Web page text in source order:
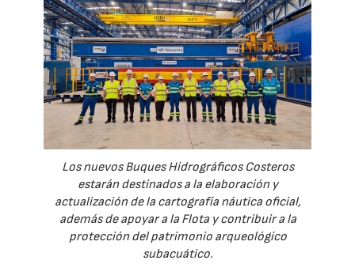
Los nuevos Buques Hidrográficos Costeros
estarán destinados a la elaboración y
actualización de la cartografía náutica oficial,
además de apoyar a la Flota y contribuir a la
protección del patrimonio arqueológico
subacuático.